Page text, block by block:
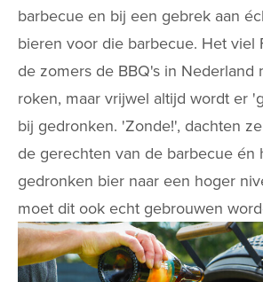
barbecue en bij een gebrek aan
bieren voor die barbecue. Het viel
de zomers de BBQ's in Nederland
roken, maar vrijwel altijd wordt er
bij gedronken. 'Zonde!', dachten
de gerechten van de barbecue én
gedronken bier naar een hoger
moet dit ook echt gebrouwen